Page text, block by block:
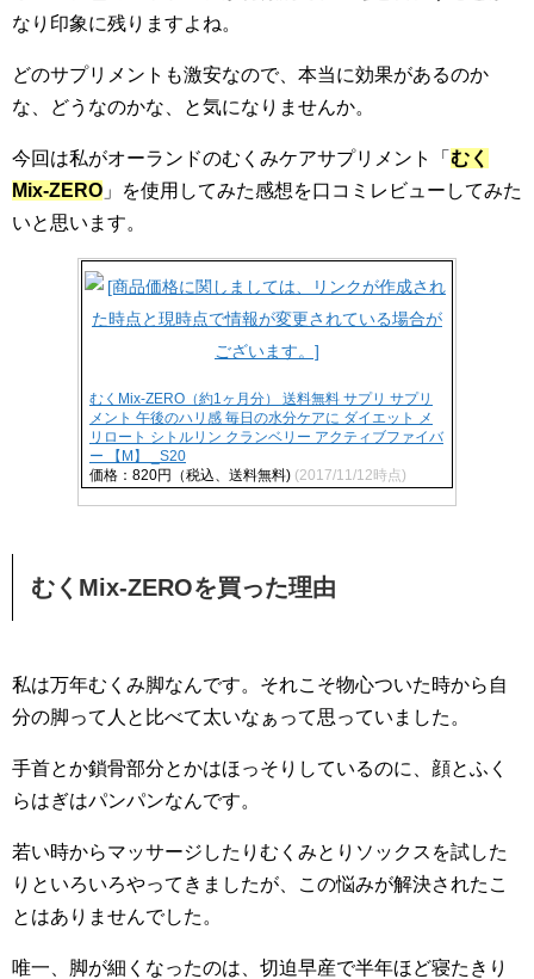
なり印象に残りますよね。
どのサプリメントも激安なので、本当に効果があるのか
な、どうなのかな、と気になりませんか。
今回は私がオーランドのむくみケアサプリメント「 むく
Mix-ZERO 」を使用してみた感想を口コミレビューしてみた
いと思います。
むくMix-ZERO（約1ヶ月分） 送料無料 サプリ サプリ
メント 午後のハリ感 毎日の水分ケアに ダイエット メ
リロート シトルリン クランベリー アクティブファイバ
ー 【M】 _S20
価格：820円（税込、送料無料) (2017/11/12時点)
むくMix-ZEROを買った理由
私は万年むくみ脚なんです。それこそ物心ついた時から自
分の脚って人と比べて太いなぁって思っていました。
手首とか鎖骨部分とかはほっそりしているのに、顔とふく
らはぎはパンパンなんです。
若い時からマッサージしたりむくみとりソックスを試した
りといろいろやってきましたが、この悩みが解決されたこ
とはありませんでした。
唯一、脚が細くなったのは、切迫早産で半年ほど寝たきり